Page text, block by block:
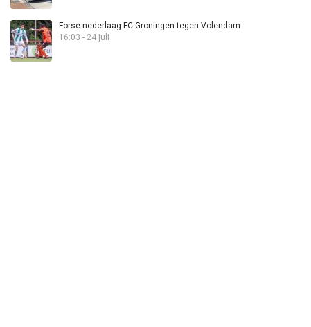
Forse nederlaag FC Groningen tegen Volendam
16:03 - 24 juli